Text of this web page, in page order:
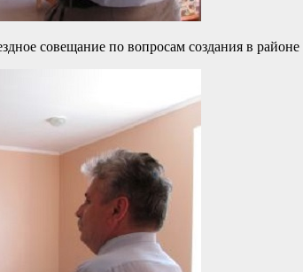
совещание по вопросам создания в